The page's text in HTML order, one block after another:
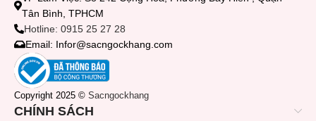
Tân Bình, TPHCM
Hotline: 0915 25 27 28
Email: Infor@sacngockhang.com
Copyright 2025 © Sacngockhang
CHÍNH SÁCH